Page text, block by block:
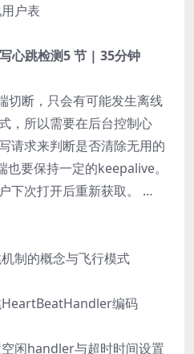
户表
心跳检测5 节 | 35分钟
切断，只会有可能发生离线
，所以需要在后台控制心
请求来判断是否清除无用的
要保持一定的keepalive。
下次打开后重新获取。 …
制的概念与飞行模式
HeartBeatHandler编码
闲handler与超时时间设置